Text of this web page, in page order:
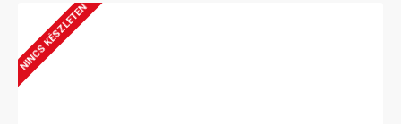
NINCS KÉSZLETEN